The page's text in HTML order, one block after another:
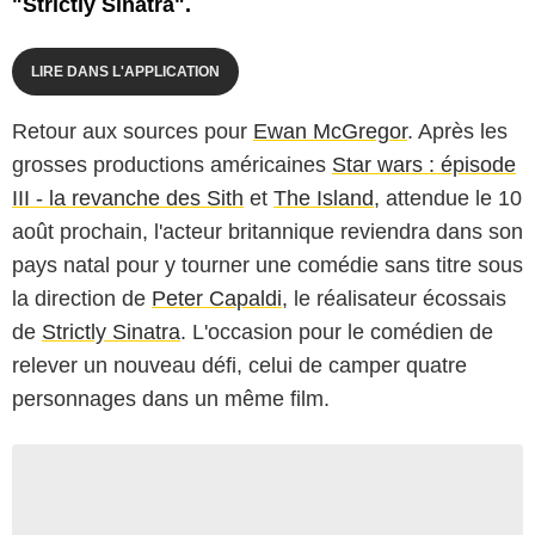
LIRE DANS L'APPLICATION
Retour aux sources pour Ewan McGregor. Après les
grosses productions américaines Star wars : épisode
III - la revanche des Sith et The Island, attendue le 10
août prochain, l'acteur britannique reviendra dans son
pays natal pour y tourner une comédie sans titre sous
la direction de Peter Capaldi, le réalisateur écossais
de Strictly Sinatra. L'occasion pour le comédien de
relever un nouveau défi, celui de camper quatre
personnages dans un même film.